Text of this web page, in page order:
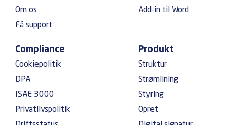
Om os
Få support
Add-in til Word
Compliance
Cookiepolitik
DPA
ISAE 3000
Privatlivspolitik
Produkt
Struktur
Strømlining
Styring
Opret